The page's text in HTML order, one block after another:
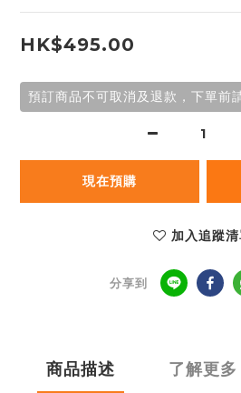
HK$495.00
預訂商品不可取消及退款，下單前
現在預購
加入追蹤
分享到
商品描述 了解更多